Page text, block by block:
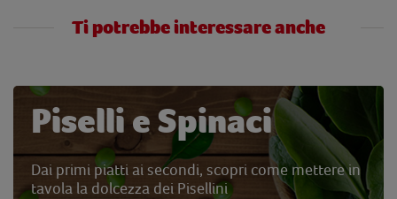
Ti potrebbe interessare anche
Piselli e Spinaci
Dai primi piatti ai secondi, scopri come mettere in
tavola la dolcezza dei Pisellini